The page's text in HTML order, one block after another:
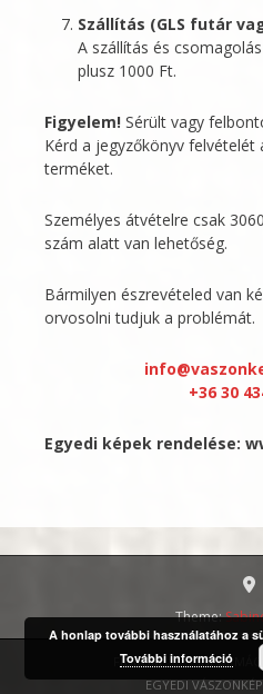
Szállítás (GLS futár
A szállítás és
plusz 1000 Ft.
Figyelem! Sérült vagy
Kérd a jegyzőkönyv felvételét
terméket.
Személyes átvételre csak
szám alatt van lehetőség.
Bármilyen észrevételed van
orvosolni tudjuk a problémát.
+36 30
Egyedi képek rendelése:
Theme:
FIÓKOM
EGYEDI
A honlap további használatához a
További információ